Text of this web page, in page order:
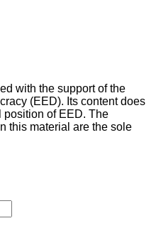
with the support of the
(EED). Its content does
position of EED. The
this material are the sole